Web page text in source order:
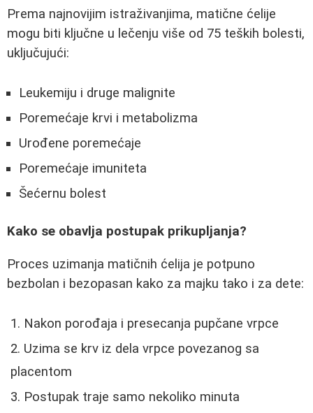
Prema najnovijim istraživanjima, matične ćelije
mogu biti ključne u lečenju više od 75 teških bolesti,
uključujući:
Leukemiju i druge malignite
Poremećaje krvi i metabolizma
Urođene poremećaje
Poremećaje imuniteta
Šećernu bolest
Kako se obavlja postupak prikupljanja?
Proces uzimanja matičnih ćelija je potpuno
bezbolan i bezopasan kako za majku tako i za dete:
Nakon porođaja i presecanja pupčane vrpce
Uzima se krv iz dela vrpce povezanog sa
placentom
Postupak traje samo nekoliko minuta